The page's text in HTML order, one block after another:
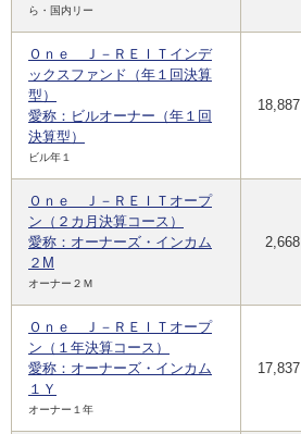
ら・国内リー
Ｏｎｅ Ｊ－ＲＥＩＴインデ
ックスファンド（年１回決算
型）
愛称：ビルオーナー（年１回
決算型）
ビル年１
18,887
Ｏｎｅ Ｊ－ＲＥＩＴオープ
ン（２カ月決算コース）
愛称：オーナーズ・インカム
２M
オーナー２Ｍ
2,668
Ｏｎｅ Ｊ－ＲＥＩＴオープ
ン（１年決算コース）
愛称：オーナーズ・インカム
１Ｙ
オーナー１年
17,837